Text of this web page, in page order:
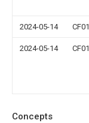
2024-05-14 CF01
2024-05-14 CF01
Concepts